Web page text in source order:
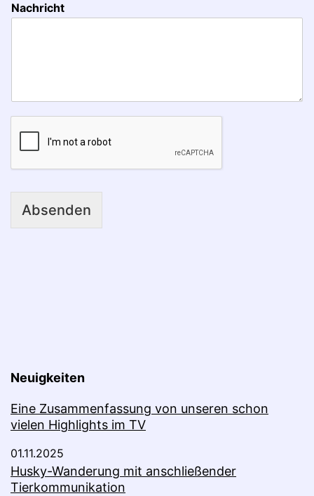
Nachricht
Absenden
Neuigkeiten
Eine Zusammenfassung von unseren schon
vielen Highlights im TV
01.11.2025
Husky-Wanderung mit anschließender
Tierkommunikation